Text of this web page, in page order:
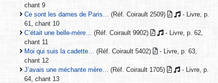
chant 9
Ce sont les dames de Paris…
(Réf. Coirault 2509)
- Livre, p.
61, chant 10
C’était une belle-mère…
(Réf. Coirault 9902)
- Livre, p. 62,
chant 11
Moi qui suis la cadette…
(Réf. Coirault 5402)
- Livre, p. 63,
chant 12
J’avais une méchante mère…
(Réf. Coirault 1705)
- Livre, p.
64, chant 13